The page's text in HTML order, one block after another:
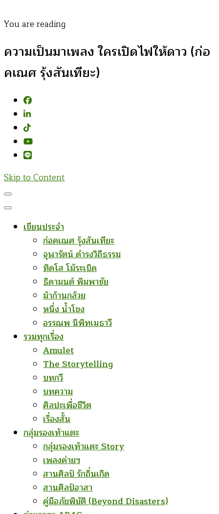
You are reading
ความเป็นมาเพลง ใครเปิดไฟให้ดาว (ก่อ
คเณศ รุ้งสันเทียะ)
Skip to Content
เขียนประจำ
ก่อคเณศ รุ้งสันเทียะ
จุฬารัตน์ ดำรงวิถีธรรม
ทิดโส โม้ระเบิด
ธิดามนต์ พิมพาชัย
ม้าก้านกล้วย
หนึ่ง น้ำโขง
อรรณพ นิพิทเมธาวี
รวมทุกเรื่อง
Amulet
The Storytelling
บทกวี
บทความ
ศิลปะเพื่อชีวิต
เรื่องสั้น
กลุ่มรองเท้าแตะ
กลุ่มรองเท้าแตะ Story
เพลงค่ายฯ
สานศิลป์ รักถิ่นเกิด
สานศิลป์อาสา
คู่มือภัยพิบัติ (Beyond Disasters)